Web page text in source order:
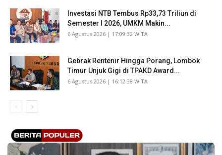
Investasi NTB Tembus Rp33,73 Triliun di
Semester I 2026, UMKM Makin...
​6 Agustus 2026 | 17:09:32 WITA
Gebrak Rentenir Hingga Porang, Lombok
Timur Unjuk Gigi di TPAKD Award...
​6 Agustus 2026 | 16:12:38 WITA